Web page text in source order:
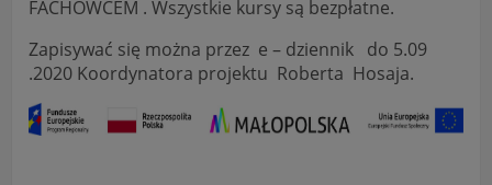
FACHOWCEM . Wszystkie kursy są bezpłatne.
Zapisywać się można przez e – dziennik do 5.09
.2020 Koordynatora projektu Roberta Hosaja.